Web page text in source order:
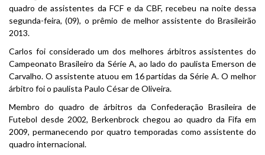
quadro de assistentes da FCF e da CBF, recebeu na noite dessa
segunda-feira, (09), o prêmio de melhor assistente do Brasileirão
2013.
Carlos foi considerado um dos melhores árbitros assistentes do
Campeonato Brasileiro da Série A, ao lado do paulista Emerson de
Carvalho. O assistente atuou em 16 partidas da Série A. O melhor
árbitro foi o paulista Paulo César de Oliveira.
Membro do quadro de árbitros da Confederação Brasileira de
Futebol desde 2002, Berkenbrock chegou ao quadro da Fifa em
2009, permanecendo por quatro temporadas como assistente do
quadro internacional.